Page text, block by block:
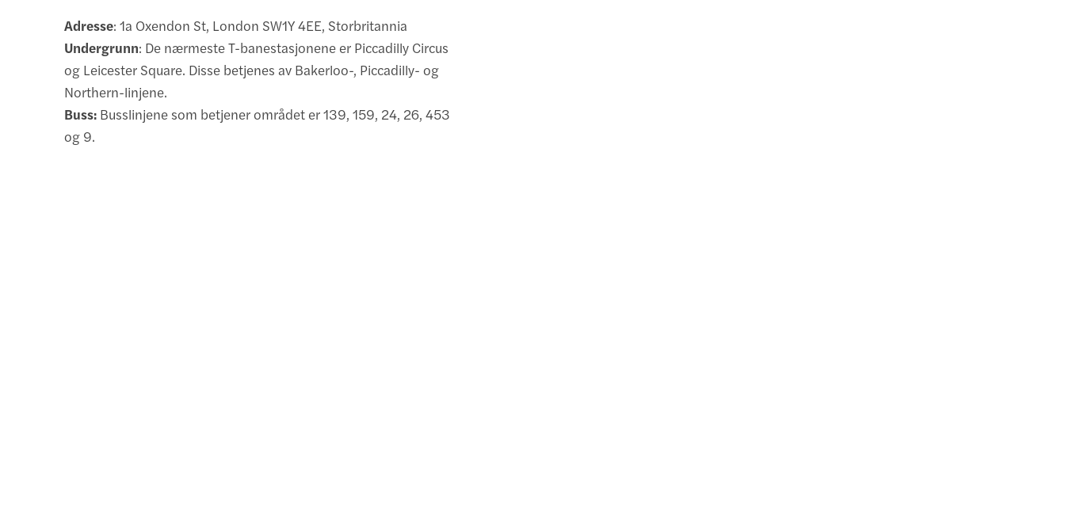
Adresse: 1a Oxendon St, London SW1Y 4EE, Storbritannia
Undergrunn: De nærmeste T-banestasjonene er Piccadilly Circus
og Leicester Square. Disse betjenes av Bakerloo-, Piccadilly- og
Northern-linjene.
Buss: Busslinjene som betjener området er 139, 159, 24, 26, 453
og 9.